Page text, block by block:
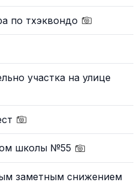
по тхэквондо
участка на улице
школы №55
заметным снижением